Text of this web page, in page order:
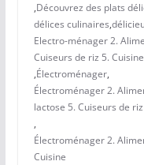
,Découvrez des plats
délices culinaires,
Electro-ménager 2.
Cuiseurs de riz 5.
,Électroménager,
Électroménager 2.
lactose 5. Cuiseurs de riz
,
Électroménager 2.
Cuisine